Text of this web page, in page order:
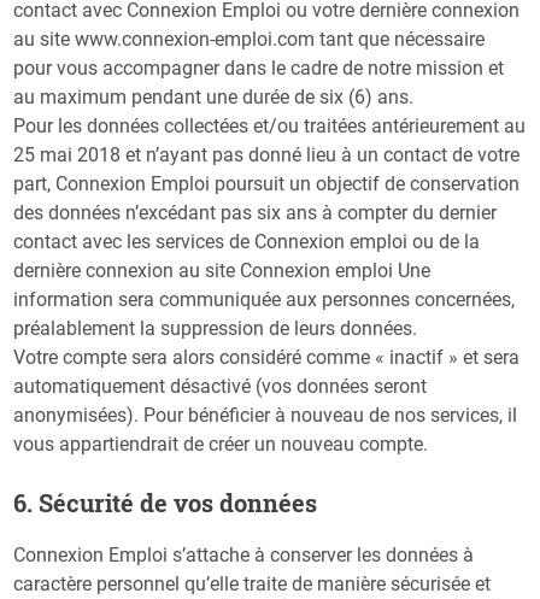
contact avec Connexion Emploi ou votre dernière connexion
au site www.connexion-emploi.com tant que nécessaire
pour vous accompagner dans le cadre de notre mission et
au maximum pendant une durée de six (6) ans.
Pour les données collectées et/ou traitées antérieurement au
25 mai 2018 et n’ayant pas donné lieu à un contact de votre
part, Connexion Emploi poursuit un objectif de conservation
des données n’excédant pas six ans à compter du dernier
contact avec les services de Connexion emploi ou de la
dernière connexion au site Connexion emploi Une
information sera communiquée aux personnes concernées,
préalablement la suppression de leurs données.
Votre compte sera alors considéré comme « inactif » et sera
automatiquement désactivé (vos données seront
anonymisées). Pour bénéficier à nouveau de nos services, il
vous appartiendrait de créer un nouveau compte.
6. Sécurité de vos données
Connexion Emploi s’attache à conserver les données à
caractère personnel qu’elle traite de manière sécurisée et